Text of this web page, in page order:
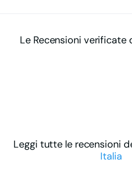
Le Recensioni verificate
Leggi tutte le recensioni
Italia